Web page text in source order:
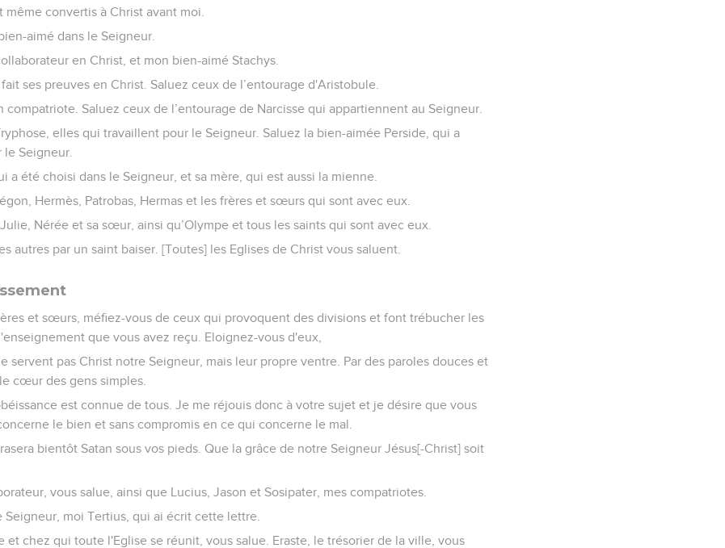
même convertis à Christ avant moi.
aimé dans le Seigneur.
en Christ, et mon bien-aimé Stachys.
ses preuves en Christ. Saluez ceux de l’entourage d'Aristobule.
compatriote. Saluez ceux de l’entourage de Narcisse qui appartiennent au Seigneur.
elles qui travaillent pour le Seigneur. Saluez la bien-aimée Perside, qui a
Seigneur.
a été choisi dans le Seigneur, et sa mère, qui est aussi la mienne.
Hermès, Patrobas, Hermas et les frères et sœurs qui sont avec eux.
Nérée et sa sœur, ainsi qu’Olympe et tous les saints qui sont avec eux.
autres par un saint baiser. [Toutes] les Eglises de Christ vous saluent.
et sœurs, méfiez-vous de ceux qui provoquent des divisions et font trébucher les
que vous avez reçu. Eloignez-vous d'eux,
servent pas Christ notre Seigneur, mais leur propre ventre. Par des paroles douces et
cœur des gens simples.
est connue de tous. Je me réjouis donc à votre sujet et je désire que vous
le bien et sans compromis en ce qui concerne le mal.
bientôt Satan sous vos pieds. Que la grâce de notre Seigneur Jésus[-Christ] soit
vous salue, ainsi que Lucius, Jason et Sosipater, mes compatriotes.
Seigneur, moi Tertius, qui ai écrit cette lettre.
et chez qui toute l'Eglise se réunit, vous salue. Eraste, le trésorier de la ville, vous